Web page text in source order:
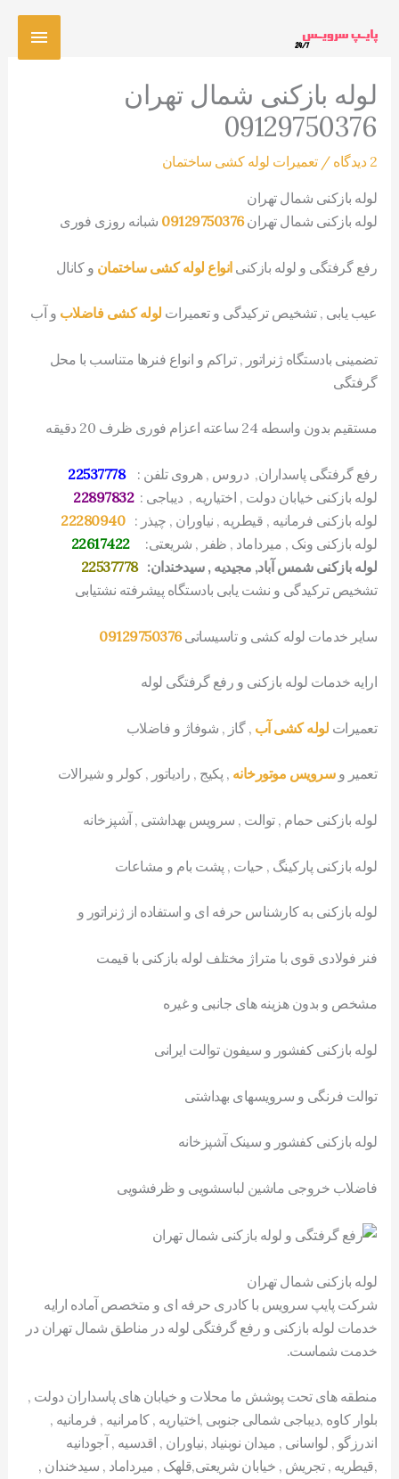
لوله بازکنی شمال تهران
09129750376
2 دیدگاه /تعمیرات لوله کشی ساختمان
لوله بازکنی شمال تهران
لوله بازکنی شمال تهران09129750376 شبانه روزی فوری
رفع گرفتگی و لوله بازکنیانواع لوله کشی ساختمان و کانال
عیب یابی , تشخیص ترکیدگی و تعمیرات لوله کشی فاضلاب و آب
تضمینی بادستگاه ژنراتور , تراکم و انواع فنرها متناسب با محل
گرفتگی
مستقیم بدون واسطه 24 ساعته اعزام فوری ظرف 20 دقیقه
رفع گرفتگی پاسداران, دروس , هروی تلفن :22537778
لوله بازکنی خیابان دولت , اختیاریه , دیباجی :22897832
لوله بازکنی فرمانیه , قیطریه , نیاوران , چیذر :22280940
لوله بازکنی ونک , میرداماد , ظفر , شریعتی:22617422
لوله بازکنی شمس آباد, مجیدیه , سیدخندان:22537778
تشخیص ترکیدگی و نشت یابی بادستگاه پیشرفته نشتیابی
سایر خدمات لوله کشی و تاسیساتی09129750376
ارایه خدمات لوله بازکنی و رفع گرفتگی لوله
تعمیرات لوله کشی آب , گاز , شوفاژ و فاضلاب
تعمیر وسرویس موتورخانه , پکیج , رادیاتور , کولر و شیرالات
لوله بازکنی حمام , توالت , سرویس بهداشتی , آشپزخانه
لوله بازکنی پارکینگ , حیات , پشت بام و مشاعات
لوله بازکنی به کارشناس حرفه ای و استفاده از ژنراتور و
فنر فولادی قوی با متراژ مختلف لوله بازکنی با قیمت
مشخص و بدون هزینه های جانبی و غیره
لوله بازکنی کفشور و سیفون توالت ایرانی
توالت فرنگی و سرویسهای بهداشتی
لوله بازکنی کفشور و سینک آشپزخانه
فاضلاب خروجی ماشین لباسشویی و ظرفشویی
لوله بازکنی شمال تهران
شرکت پایپ سرویس با کادری حرفه ای و متخصص آماده ارایه
خدمات لوله بازکنی و رفع گرفتگی لوله در مناطق شمال تهران در
خدمت شماست.
منطقه های تحت پوشش ما محلات و خیابان های پاسداران دولت ,
بلوار کاوه ,دیباجی شمالی جنوبی ,اختیاریه , کامرانیه , فرمانیه ,
اندرزگو , لواسانی , میدان نوبنیاد ,نیاوران , اقدسیه , آجودانیه
,قیطریه , تجریش , خیابان شریعتی,قلهک , میرداماد , سیدخندان ,